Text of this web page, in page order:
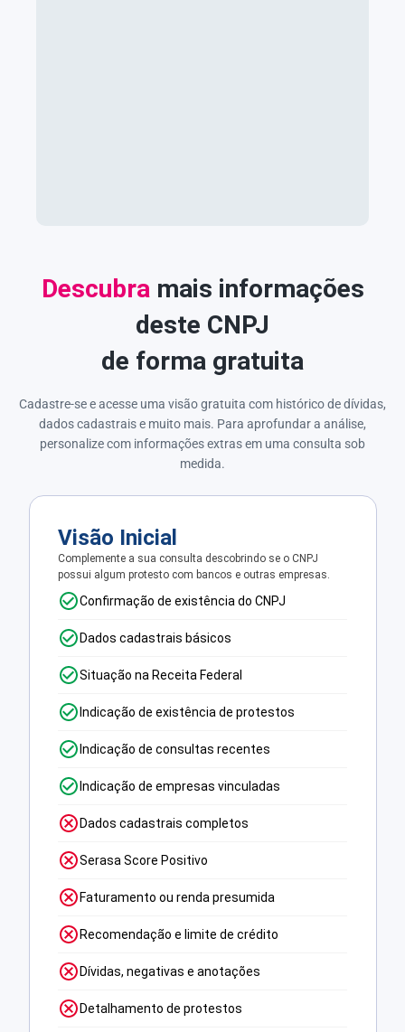
Descubramais informações
deste CNPJ
de forma gratuita
Cadastre-se e acesse uma visão gratuita com histórico de dívidas,
dados cadastrais e muito mais. Para aprofundar a análise,
personalize com informações extras em uma consulta sob
medida.
Visão Inicial
Complemente a sua consulta descobrindo se o CNPJ
possui algum protesto com bancos e outras empresas.
Confirmação de existência do CNPJ
Dados cadastrais básicos
Situação na Receita Federal
Indicação de existência de protestos
Indicação de consultas recentes
Indicação de empresas vinculadas
Dados cadastrais completos
Serasa Score Positivo
Faturamento ou renda presumida
Recomendação e limite de crédito
Dívidas, negativas e anotações
Detalhamento de protestos